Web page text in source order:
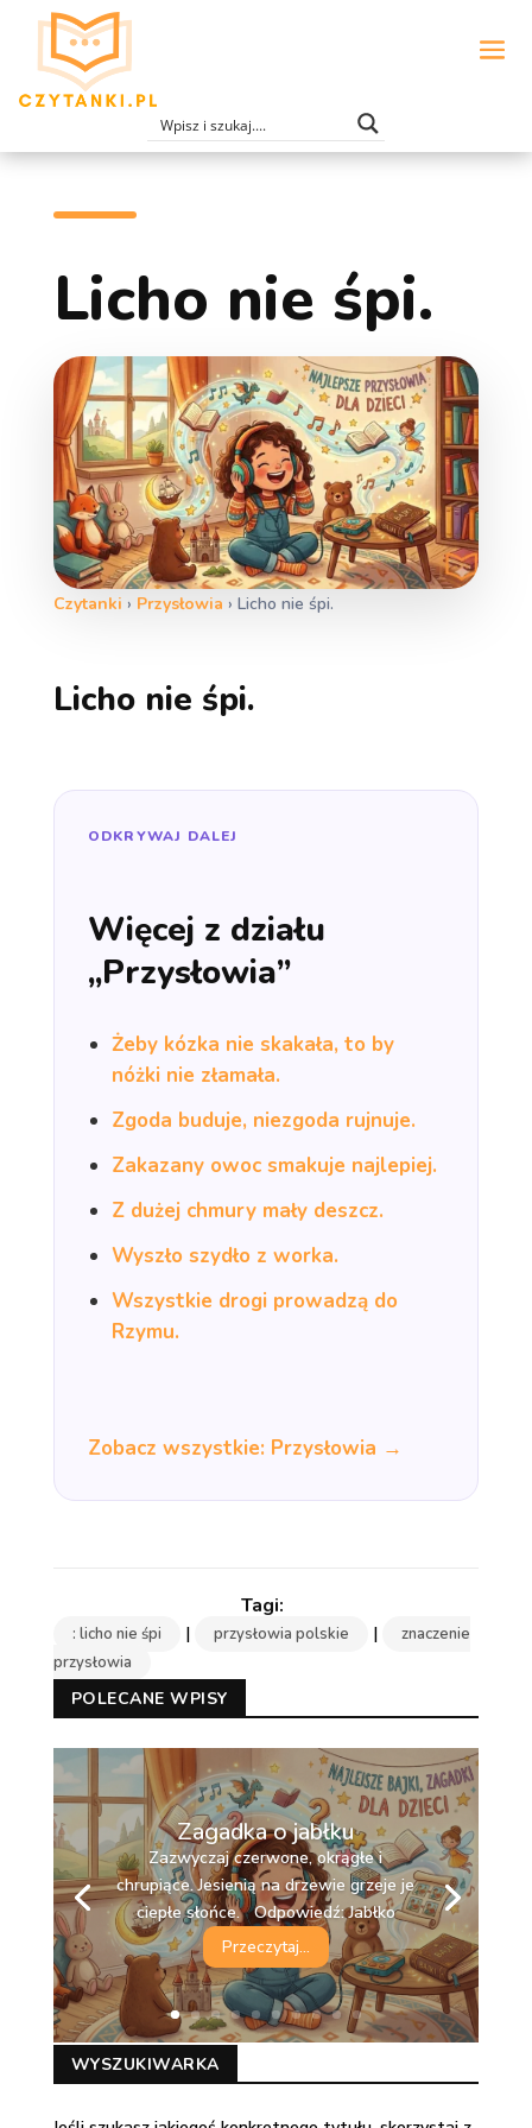
Licho nie śpi.
Czytanki › Przysłowia › Licho nie śpi.
Licho nie śpi.
ODKRYWAJ DALEJ
Więcej z działu
„Przysłowia”
Żeby kózka nie skakała, to by
nóżki nie złamała.
Zgoda buduje, niezgoda rujnuje.
Zakazany owoc smakuje najlepiej.
Z dużej chmury mały deszcz.
Wyszło szydło z worka.
Wszystkie drogi prowadzą do
Rzymu.
Zobacz wszystkie: Przysłowia →
: licho nie śpi | przysłowia polskie |
znaczenie
przysłowia
POLECANE WPISY
Zagadka o jabłku
Zazwyczaj czerwone, okrągłe i
chrupiące. Jesienią na drzewie grzeje je
ciepłe słońce. Odpowiedź: Jabłko
Przeczytaj...
WYSZUKIWARKA